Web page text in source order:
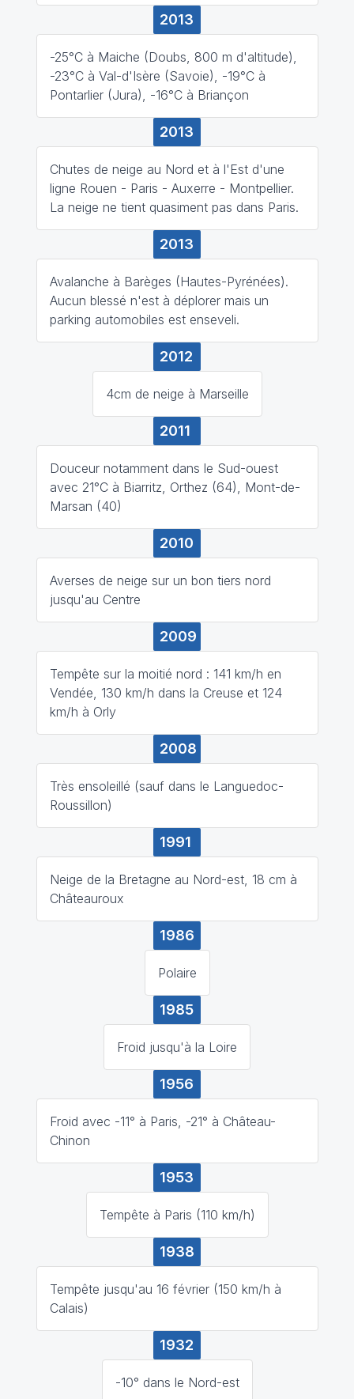
2013
-25°C à Maiche (Doubs, 800 m d'altitude),
-23°C à Val-d'Isère (Savoie), -19°C à
Pontarlier (Jura), -16°C à Briançon
2013
Chutes de neige au Nord et à l'Est d'une
ligne Rouen - Paris - Auxerre - Montpellier.
La neige ne tient quasiment pas dans Paris.
2013
Avalanche à Barèges (Hautes-Pyrénées).
Aucun blessé n'est à déplorer mais un
parking automobiles est enseveli.
2012
4cm de neige à Marseille
2011
Douceur notamment dans le Sud-ouest
avec 21°C à Biarritz, Orthez (64), Mont-de-
Marsan (40)
2010
Averses de neige sur un bon tiers nord
jusqu'au Centre
2009
Tempête sur la moitié nord : 141 km/h en
Vendée, 130 km/h dans la Creuse et 124
km/h à Orly
2008
Très ensoleillé (sauf dans le Languedoc-
Roussillon)
1991
Neige de la Bretagne au Nord-est, 18 cm à
Châteauroux
1986
Polaire
1985
Froid jusqu'à la Loire
1956
Froid avec -11° à Paris, -21° à Château-
Chinon
1953
Tempête à Paris (110 km/h)
1938
Tempête jusqu'au 16 février (150 km/h à
Calais)
1932
-10° dans le Nord-est